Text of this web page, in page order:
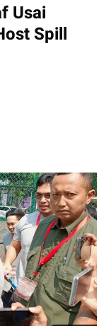
Usai
Spill